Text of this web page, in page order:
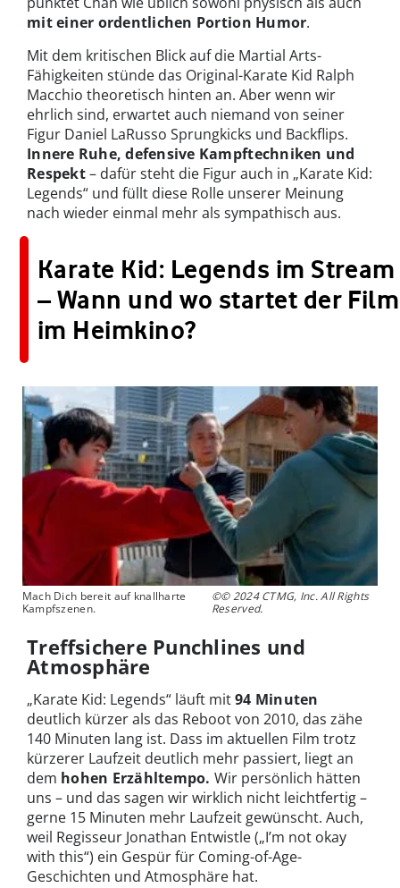
mit einer ordentlichen Portion Humor.
Mit dem kritischen Blick auf die Martial Arts-
Fähigkeiten stünde das Original-Karate Kid Ralph
Macchio theoretisch hinten an. Aber wenn wir
ehrlich sind, erwartet auch niemand von seiner
Figur Daniel LaRusso Sprungkicks und Backflips.
Innere Ruhe, defensive Kampftechniken und
Respekt– dafür steht die Figur auch in „Karate Kid:
Legends“ und füllt diese Rolle unserer Meinung
nach wieder einmal mehr als sympathisch aus.
Karate Kid: Legends im Stream
– Wann und wo startet der Film
im Heimkino?
Mach Dich bereit auf knallharte
Kampfszenen.
©© 2024 CTMG, Inc. All Rights
Reserved.
Treffsichere Punchlines und
Atmosphäre
„Karate Kid: Legends“ läuft mit94 Minuten
deutlich kürzer als das Reboot von 2010, das zähe
140 Minuten lang ist. Dass im aktuellen Film trotz
kürzerer Laufzeit deutlich mehr passiert, liegt an
dem hohen Erzähltempo. Wir persönlich hätten
uns – und das sagen wir wirklich nicht leichtfertig –
gerne 15 Minuten mehr Laufzeit gewünscht. Auch,
weil Regisseur Jonathan Entwistle („I’m not okay
with this“) ein Gespür für Coming-of-Age-
Geschichten und Atmosphäre hat.